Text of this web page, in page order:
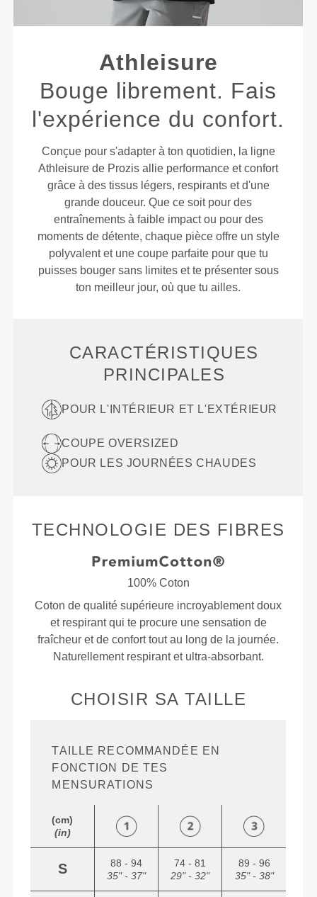
Athleisure
Bouge librement. Fais
l'expérience du confort.
Conçue pour s'adapter à ton quotidien, la ligne
Athleisure de Prozis allie performance et confort
grâce à des tissus légers, respirants et d'une
grande douceur. Que ce soit pour des
entraînements à faible impact ou pour des
moments de détente, chaque pièce offre un style
polyvalent et une coupe parfaite pour que tu
puisses bouger sans limites et te présenter sous
ton meilleur jour, où que tu ailles.
CARACTÉRISTIQUES
PRINCIPALES
POUR L'INTÉRIEUR ET L'EXTÉRIEUR
COUPE OVERSIZED
POUR LES JOURNÉES CHAUDES
TECHNOLOGIE DES FIBRES
100% Coton
Coton de qualité supérieure incroyablement doux
et respirant qui te procure une sensation de
fraîcheur et de confort tout au long de la journée.
Naturellement respirant et ultra-absorbant.
CHOISIR SA TAILLE
TAILLE RECOMMANDÉE EN
FONCTION DE TES
MENSURATIONS
(cm)
(in)
S
88 - 94
35" - 37"
74 - 81
29" - 32"
89 - 96
35" - 38"